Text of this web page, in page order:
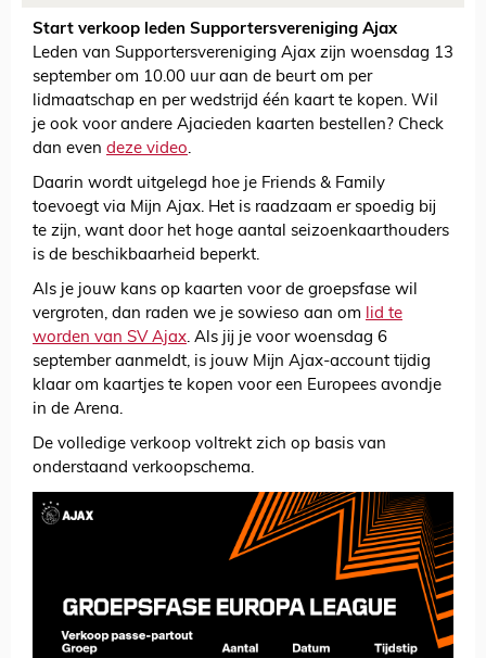
Start verkoop leden Supportersvereniging Ajax
Leden van Supportersvereniging Ajax zijn woensdag 13
september om 10.00 uur aan de beurt om per
lidmaatschap en per wedstrijd één kaart te kopen. Wil
je ook voor andere Ajacieden kaarten bestellen? Check
dan even deze video.
Daarin wordt uitgelegd hoe je Friends & Family
toevoegt via Mijn Ajax. Het is raadzaam er spoedig bij
te zijn, want door het hoge aantal seizoenkaarthouders
is de beschikbaarheid beperkt.
Als je jouw kans op kaarten voor de groepsfase wil
vergroten, dan raden we je sowieso aan om lid te
worden van SV Ajax. Als jij je voor woensdag 6
september aanmeldt, is jouw Mijn Ajax-account tijdig
klaar om kaartjes te kopen voor een Europees avondje
in de Arena.
De volledige verkoop voltrekt zich op basis van
onderstaand verkoopschema.